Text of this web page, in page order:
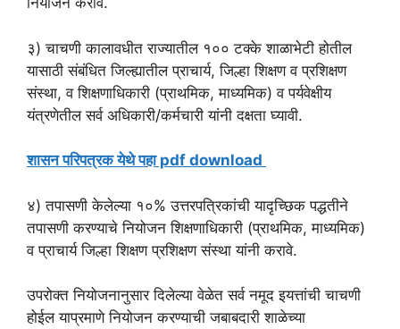
३) चाचणी कालावधीत राज्यातील १०० टक्के शाळाभेटी होतील
यासाठी संबंधित जिल्ह्यातील प्राचार्य, जिल्हा शिक्षण व प्रशिक्षण
संस्था, व शिक्षणाधिकारी (प्राथमिक, माध्यमिक) व पर्यवेक्षीय
यंत्रणेतील सर्व अधिकारी/कर्मचारी यांनी दक्षता घ्यावी.
शासन परिपत्रक येथे पहा pdf download
४) तपासणी केलेल्या १०% उत्तरपत्रिकांची यादृच्छिक पद्धतीने
तपासणी करण्याचे नियोजन शिक्षणाधिकारी (प्राथमिक, माध्यमिक)
व प्राचार्य जिल्हा शिक्षण प्रशिक्षण संस्था यांनी करावे.
उपरोक्त नियोजनानुसार दिलेल्या वेळेत सर्व नमूद इयत्तांची चाचणी
होईल याप्रमाणे नियोजन करण्याची जबाबदारी शाळेच्या